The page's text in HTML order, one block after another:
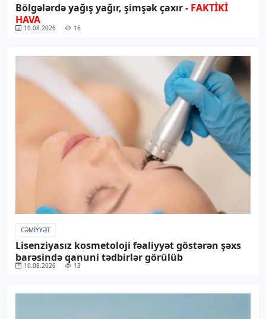
Bölgələrdə yağış yağır, şimşək çaxır -FAKTİKİ
HAVA
10.08.2026 16
CƏMIYYƏT
Lisenziyasız kosmetoloji fəaliyyət göstərən şəxs
barəsində qanuni tədbirlər görülüb
10.08.2026 13